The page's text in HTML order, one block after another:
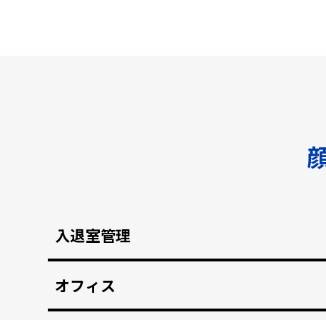
入退室管理
オフィス